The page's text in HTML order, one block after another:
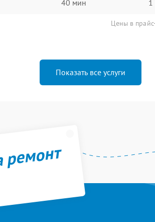
40 мин 1
Цены в
Показать все услуги